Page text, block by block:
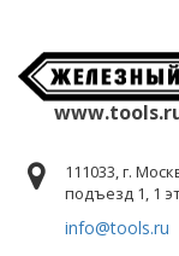
111033, г.
подъезд 1, 1
info@tools.ru